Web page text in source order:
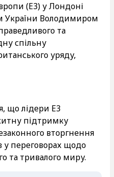
(E3) у Лондоні
України Володимиром
та
спільну
уряду,
що лідери Е3
підтримку
вторгнення
у переговорах щодо
та тривалого миру.